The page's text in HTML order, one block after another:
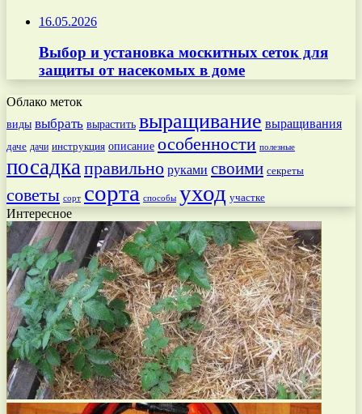
16.05.2026
Выбор и установка москитных сеток для
защиты от насекомых в доме
Облако меток
виды выбрать вырастить выращивание выращивания
даче дачи инструкция описание особенности полезные
посадкаправильно руками своими секреты
советы сорт сорта способы уход участке
Интересное